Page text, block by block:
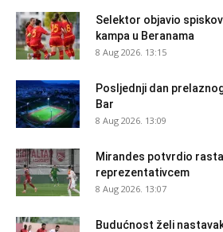
Selektor objavio
kampa u Beranama
8 Aug 2026. 13:15
Posljednji dan
Bar
8 Aug 2026. 13:09
Mirandes potvrdio
reprezentativcem
8 Aug 2026. 13:07
Budućnost želi